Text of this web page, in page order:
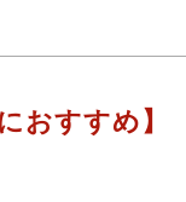
おすすめ】